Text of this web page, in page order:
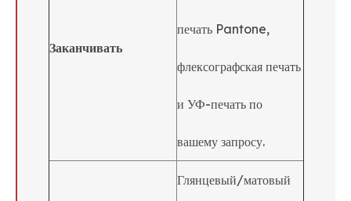
Заканчивать
печать Pantone,
флексографская печать
и УФ-печать по
вашему запросу.
Глянцевый/матовый